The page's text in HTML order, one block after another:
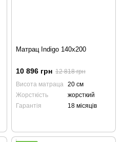
Матрац Indigo 140x200
10 896 грн 12 818 грн
Висота матраца 20 см
Жорсткість
жорсткий
Гарантія
18 місяців